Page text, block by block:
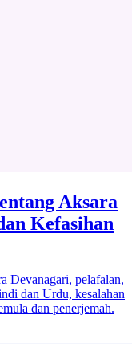
Aksara
Kefasihan
Devanagari, pelafalan,
dan Urdu, kesalahan
dan penerjemah.